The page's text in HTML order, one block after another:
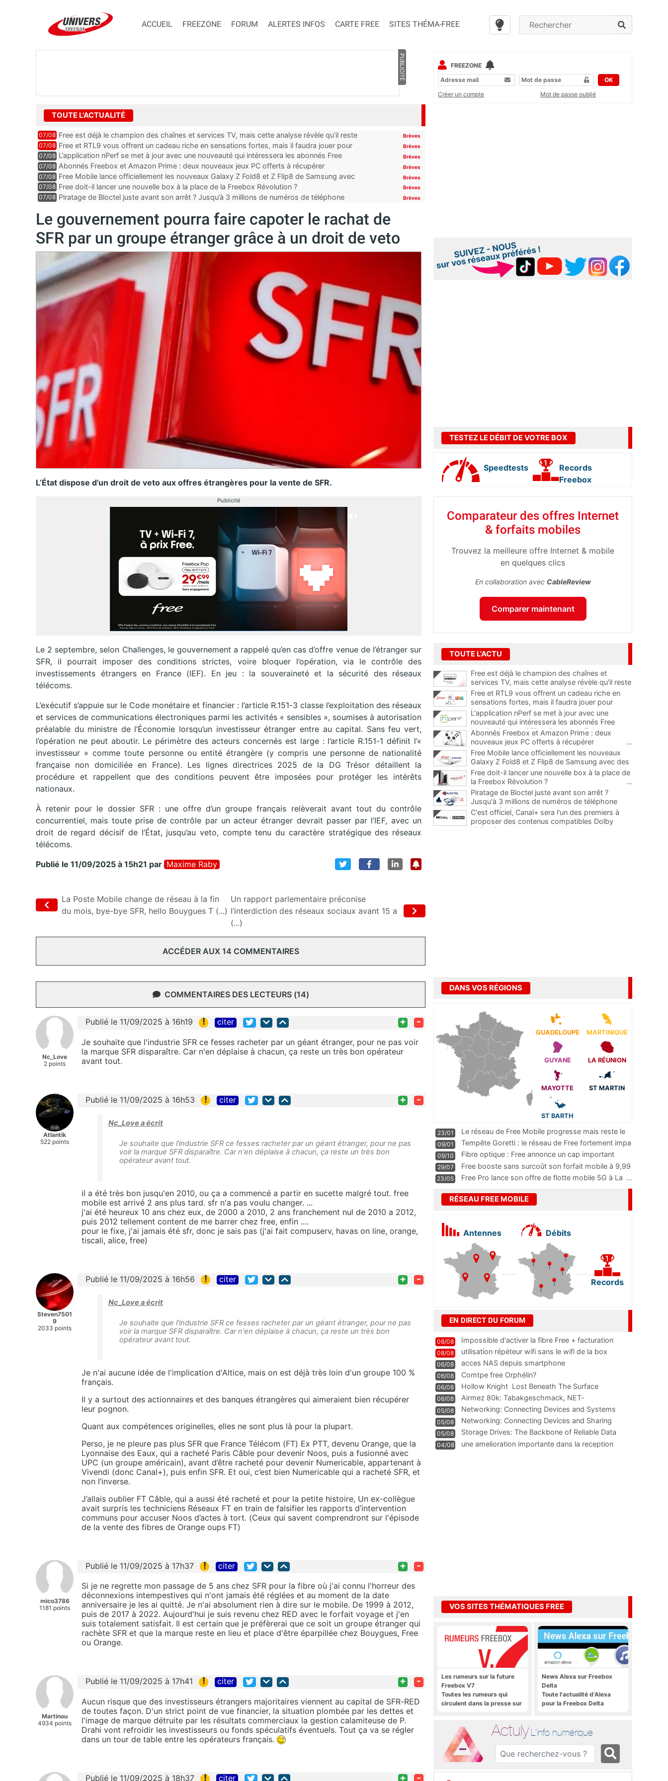
ACCUEIL FREEZONE FORUM ALERTES INFOS CARTE FREE SITES THÉMA-FREE
PUBLICITÉ
TOUTE L'ACTUALITÉ
07/08 Free est déjà le champion des chaînes et services TV, mais cette analyse révèle qu’il reste
encore au moin...
Brèves
07/08 Free et RTL9 vous offrent un cadeau riche en sensations fortes, mais il faudra jouer pour
l’obtenir
Brèves
07/08 L’application nPerf se met à jour avec une nouveauté qui intéressera les abonnés Free
Mobile, Orange, SFR ...
Brèves
07/08 Abonnés Freebox et Amazon Prime : deux nouveaux jeux PC offerts à récupérer Brèves
07/08 Free Mobile lance officiellement les nouveaux Galaxy Z Fold8 et Z Flip8 de Samsung avec
des promos et des cadeaux
Brèves
07/08 Free doit-il lancer une nouvelle box à la place de la Freebox Révolution ? Brèves
07/08 Piratage de Bloctel juste avant son arrêt ? Jusqu’à 3 millions de numéros de téléphone
Brèves
Le gouvernement pourra faire capoter le rachat de
SFR par un groupe étranger grâce à un droit de veto
L’État dispose d’un droit de veto aux offres étrangères pour la vente de SFR.
Publicité
Le 2 septembre, selon Challenges, le gouvernement a rappelé qu’en cas d’offre venue de l’étranger sur
SFR, il pourrait imposer des conditions strictes, voire bloquer l’opération, via le contrôle des
investissements étrangers en France (IEF). En jeu : la souveraineté et la sécurité des réseaux
télécoms.
L’exécutif s’appuie sur le Code monétaire et financier : l’article R.151-3 classe l’exploitation des réseaux
et services de communications électroniques parmi les activités « sensibles », soumises à autorisation
préalable du ministre de l’Économie lorsqu’un investisseur étranger entre au capital. Sans feu vert,
l’opération ne peut aboutir. Le périmètre des acteurs concernés est large : l’article R.151-1 définit l’«
investisseur » comme toute personne ou entité étrangère (y compris une personne de nationalité
française non domiciliée en France). Les lignes directrices 2025 de la DG Trésor détaillent la
procédure et rappellent que des conditions peuvent être imposées pour protéger les intérêts
nationaux.
À retenir pour le dossier SFR : une offre d’un groupe français relèverait avant tout du contrôle
concurrentiel, mais toute prise de contrôle par un acteur étranger devrait passer par l’IEF, avec un
droit de regard décisif de l’État, jusqu’au veto, compte tenu du caractère stratégique des réseaux
télécoms.
Publié le 11/09/2025 à 15h21 par Maxime Raby
La Poste Mobile change de réseau à la fin
du mois, bye-bye SFR, hello Bouygues T (...)
Un rapport parlementaire préconise
l’interdiction des réseaux sociaux avant 15 a
(...)
ACCÉDER AUX 14 COMMENTAIRES
COMMENTAIRES DES LECTEURS (14)
Nc_Love
2 points
Publié le 11/09/2025 à 16h19 ! citer + -
Je souhaite que l'industrie SFR ce fesses racheter par un géant étranger, pour ne pas voir
la marque SFR disparaître. Car n'en déplaise à chacun, ça reste un très bon opérateur
avant tout.
Atlantik
522 points
Publié le 11/09/2025 à 16h53 ! citer + -
Nc_Love a écrit
Je souhaite que l'industrie SFR ce fesses racheter par un géant étranger, pour ne pas
voir la marque SFR disparaître. Car n'en déplaise à chacun, ça reste un très bon
opérateur avant tout.
il a été très bon jusqu'en 2010, ou ça a commencé a partir en sucette malgré tout. free
mobile est arrivé 2 ans plus tard. sfr n'a pas voulu changer. ...
j'ai été heureux 10 ans chez eux, de 2000 a 2010, 2 ans franchement nul de 2010 a 2012,
puis 2012 tellement content de me barrer chez free, enfin ....
pour le fixe, j'ai jamais été sfr, donc je sais pas (j'ai fait compuserv, havas on line, orange,
tiscali, alice, free)
Steven7501
9
2033 points
Publié le 11/09/2025 à 16h56 ! citer + -
Nc_Love a écrit
Je souhaite que l'industrie SFR ce fesses racheter par un géant étranger, pour ne pas
voir la marque SFR disparaître. Car n'en déplaise à chacun, ça reste un très bon
opérateur avant tout.
Je n'ai aucune idée de l'implication d'Altice, mais on est déjà très loin d'un groupe 100 %
français.
Il y a surtout des actionnaires et des banques étrangères qui aimeraient bien récupérer
leur pognon.
Quant aux compétences originelles, elles ne sont plus là pour la plupart.
Perso, je ne pleure pas plus SFR que France Télécom (FT) Ex PTT, devenu Orange, que la
Lyonnaise des Eaux, qui a racheté Paris Câble pour devenir Noos, puis a fusionné avec
UPC (un groupe américain), avant d’être racheté pour devenir Numericable, appartenant à
Vivendi (donc Canal+), puis enfin SFR. Et oui, c’est bien Numericable qui a racheté SFR, et
non l’inverse.
J’allais oublier FT Câble, qui a aussi été racheté et pour la petite histoire, Un ex-collègue
avait surpris les techniciens Réseaux FT en train de falsifier les rapports d’intervention
communs pour accuser Noos d’actes à tort. (Ceux qui savent comprendront sur l'épisode
de la vente des fibres de Orange oups FT)
mico3786
1181 points
Publié le 11/09/2025 à 17h37 ! citer + -
Si je ne regrette mon passage de 5 ans chez SFR pour la fibre où j'ai connu l'horreur des
déconnexions intempestives qui n'ont jamais été réglées et au moment de la date
anniversaire je les ai quitté. Je n'ai absolument rien à dire sur le mobile. De 1999 à 2012,
puis de 2017 à 2022. Aujourd'hui je suis revenu chez RED avec le forfait voyage et j'en
suis totalement satisfait. Il est certain que je préfèrerai que ce soit un groupe étranger qui
rachète SFR et que la marque reste en lieu et place d'être éparpillée chez Bouygues, Free
ou Orange.
Martinou
4934 points
Publié le 11/09/2025 à 17h41 ! citer + -
Aucun risque que des investisseurs étrangers majoritaires viennent au capital de SFR-RED
de toutes façon. D'un strict point de vue financier, la situation plombée par les dettes et
l'image de marque détruite par les résultats commerciaux la gestion calamiteuse de P.
Drahi vont refroidir les investisseurs ou fonds spéculatifs éventuels. Tout ça va se régler
dans un tour de table entre les opérateurs français.
Publié le 11/09/2025 à 18h37 ! citer + -
FREEZONE
OK
Créer un compte
Mot de passe oublié
TESTEZ LE DÉBIT DE VOTRE BOX
Speedtests
Records
Freebox
Comparateur des offres Internet
& forfaits mobiles
Trouvez la meilleure offre Internet & mobile
en quelques clics
En collaboration avec CableReview
Comparer maintenant
TOUTE L'ACTU
Free est déjà le champion des chaînes et
services TV, mais cette analyse révèle qu'il reste
encore au moins 141 ajouts possibles
Free et RTL9 vous offrent un cadeau riche en
sensations fortes, mais il faudra jouer pour
l'obtenir
L'application nPerf se met à jour avec une
nouveauté qui intéressera les abonnés Free
Mobile, Orange, SFR et Bouygues Telecom
Abonnés Freebox et Amazon Prime : deux
nouveaux jeux PC offerts à récupérer
...
Free Mobile lance officiellement les nouveaux
Galaxy Z Fold8 et Z Flip8 de Samsung avec des
promos et des cadeaux
...
Free doit-il lancer une nouvelle box à la place de
la Freebox Révolution ?
...
Piratage de Bloctel juste avant son arrêt ?
Jusqu'à 3 millions de numéros de téléphone
auraient fuité
C'est officiel, Canal+ sera l'un des premiers à
proposer des contenus compatibles Dolby
Vision 2
DANS VOS RÉGIONS
GUADELOUPE MARTINIQUE
GUYANE LA RÉUNION
MAYOTTE ST MARTIN
ST BARTH
23/01
Le réseau de Free Mobile progresse mais reste le
m
...
09/01
Tempête Goretti : le réseau de Free fortement impa
09/10
Fibre optique : Free annonce un cap important
pass
...
29/07
Free booste sans surcoût son forfait mobile à 9,99
23/05 Free Pro lance son offre de flotte mobile 5G à La ...
RÉSEAU FREE MOBILE
Antennes Débits
Records
EN DIRECT DU FORUM
08/08
Impossible d'activer la fibre Free + facturation
résiliation
08/08 utilisation répéteur wifi sans le wifi de la box
06/08 acces NAS depuis smartphone
06/08 Comtpe free Orphélin?
06/08 Hollow Knight  Lost Beneath The Surface
06/08
Airmez 80k: Tabakgeschmack, NET-
Technologie und Leistung im
05/08 Networking: Connecting Devices and Systems
05/08
Networking: Connecting Devices and Sharing
Information
05/08
Storage Drives: The Backbone of Reliable Data
Management
04/08
une amelioration importante dans la reception
VOS SITES THÉMATIQUES FREE
Les rumeurs sur la future
Freebox V7
Toutes les rumeurs qui
circulent dans la presse sur
News Alexa sur Freebox
Delta
Toute l'actualité d'Alexa
pour la Freebox Delta
Actuly L'info numérique